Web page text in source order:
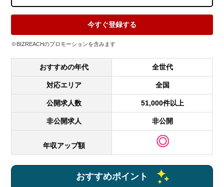
今すぐ登録する
※BIZREACHのプロモーションを含みます
おすすめの年代 全世代
対応エリア 全国
公開求人数 51,000件以上
非公開求人 非公開
年収アップ額
おすすめポイント